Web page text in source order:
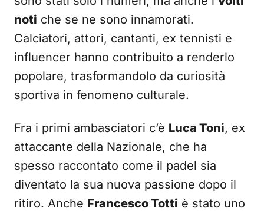
noti che se ne sono innamorati.
Calciatori, attori, cantanti, ex tennisti e
influencer hanno contribuito a renderlo
popolare, trasformandolo da curiosità
sportiva in fenomeno culturale.
Fra i primi ambasciatori c’è Luca Toni, ex
attaccante della Nazionale, che ha
spesso raccontato come il padel sia
diventato la sua nuova passione dopo il
ritiro. Anche Francesco Totti è stato uno